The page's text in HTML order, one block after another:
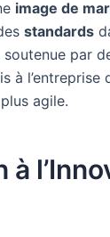
image de
standards
soutenue par
à l’entreprise
agile.
à